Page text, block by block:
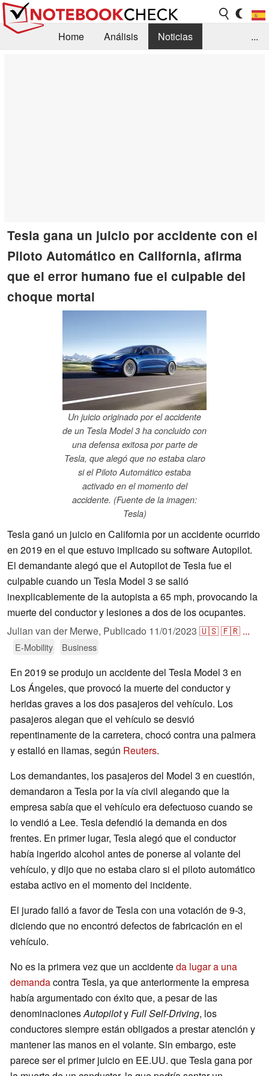
Home Análisis
Noticias
...
Tesla gana un juicio por accidente con el
Piloto Automático en California, afirma
que el error humano fue el culpable del
choque mortal
Un juicio originado por el accidente
de un Tesla Model 3 ha concluido con
una defensa exitosa por parte de
Tesla, que alegó que no estaba claro
si el Piloto Automático estaba
activado en el momento del
accidente. (Fuente de la imagen:
Tesla)
Tesla ganó un juicio en California por un accidente ocurrido
en 2019 en el que estuvo implicado su software Autopilot.
El demandante alegó que el Autopilot de Tesla fue el
culpable cuando un Tesla Model 3 se salió
inexplicablemente de la autopista a 65 mph, provocando la
muerte del conductor y lesiones a dos de los ocupantes.
Julian van der Merwe, Publicado 11/01/2023 🇺🇸🇫🇷 ...
E-Mobility Business
En 2019 se produjo un accidente del Tesla Model 3 en
Los Ángeles, que provocó la muerte del conductor y
heridas graves a los dos pasajeros del vehículo. Los
pasajeros alegan que el vehículo se desvió
repentinamente de la carretera, chocó contra una palmera
y estalló en llamas, según Reuters.
Los demandantes, los pasajeros del Model 3 en cuestión,
demandaron a Tesla por la vía civil alegando que la
empresa sabía que el vehículo era defectuoso cuando se
lo vendió a Lee. Tesla defendió la demanda en dos
frentes. En primer lugar, Tesla alegó que el conductor
había ingerido alcohol antes de ponerse al volante del
vehículo, y dijo que no estaba claro si el piloto automático
estaba activo en el momento del incidente.
El jurado falló a favor de Tesla con una votación de 9-3,
diciendo que no encontró defectos de fabricación en el
vehículo.
No es la primera vez que un accidenteda lugar a una
demandacontra Tesla, ya que anteriormente la empresa
había argumentado con éxito que, a pesar de las
denominacionesAutopilotyFull Self-Driving, los
conductores siempre están obligados a prestar atención y
mantener las manos en el volante. Sin embargo, este
parece ser el primer juicio en EE.UU. que Tesla gana por